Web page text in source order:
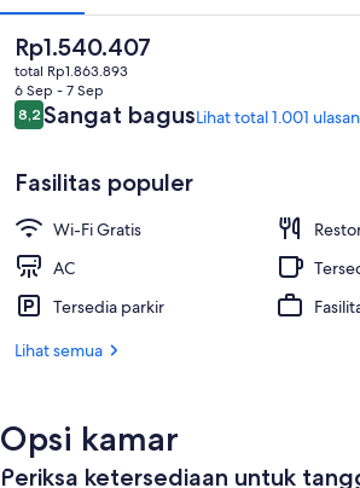
Eksterior
Harga
saat
ini
Rp1.540.407
Rp1.540.407
total Rp1.863.893
6 Sep - 7 Sep
Ulasan
8,28,2 dari 10
Sangat bagusLihat total 1.001 ulasan
Fasilitas populer
Wi-Fi Gratis
AC
Tersedia parkir
Lihat semua
Opsi kamar
Periksa ketersediaan untuk